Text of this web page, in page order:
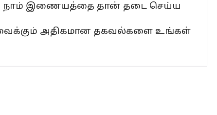
நாம் இணையத்தை தான் தடை செய்ய
அதிகமான தகவல்களை உங்கள்